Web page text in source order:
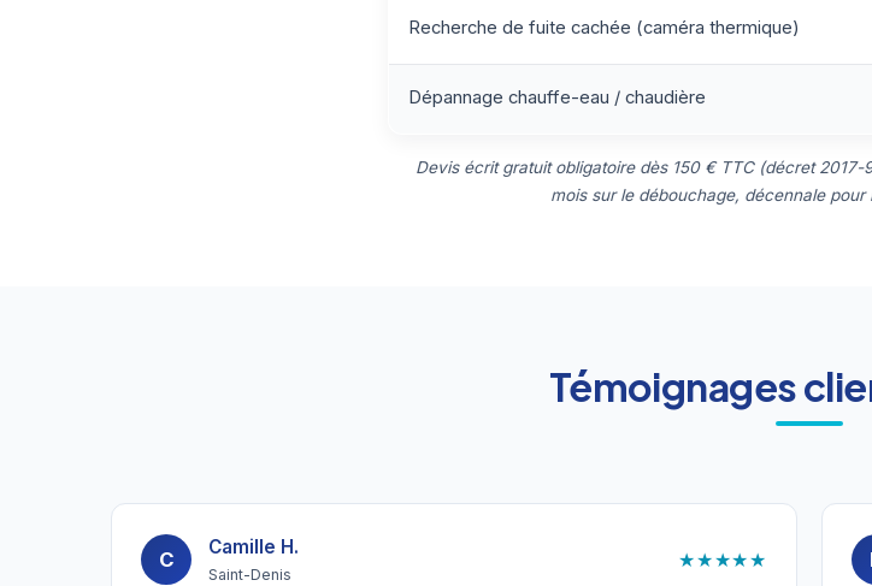
Recherche de fuite cachée (caméra thermique)
Dépannage chauffe-eau / chaudière
Devis écrit gratuit obligatoire dès 150 € TTC (décret
mois sur le débouchage, décennale pour
Témoignages
C
Camille H.
Saint-Denis
★★★★★